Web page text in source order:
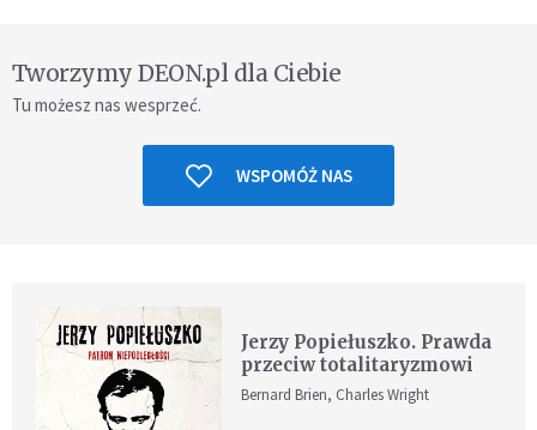
Tworzymy DEON.pl dla Ciebie
Tu możesz nas wesprzeć.
WSPOMÓŻ NAS
Jerzy Popiełuszko. Prawda
przeciw totalitaryzmowi
Bernard Brien, Charles Wright